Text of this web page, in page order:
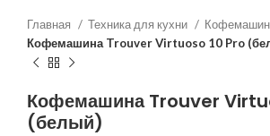
Главная Техника для кухни
Кофемашина Trouver Virtuoso 10 Pro
Кофемашина Trouver
(белый)